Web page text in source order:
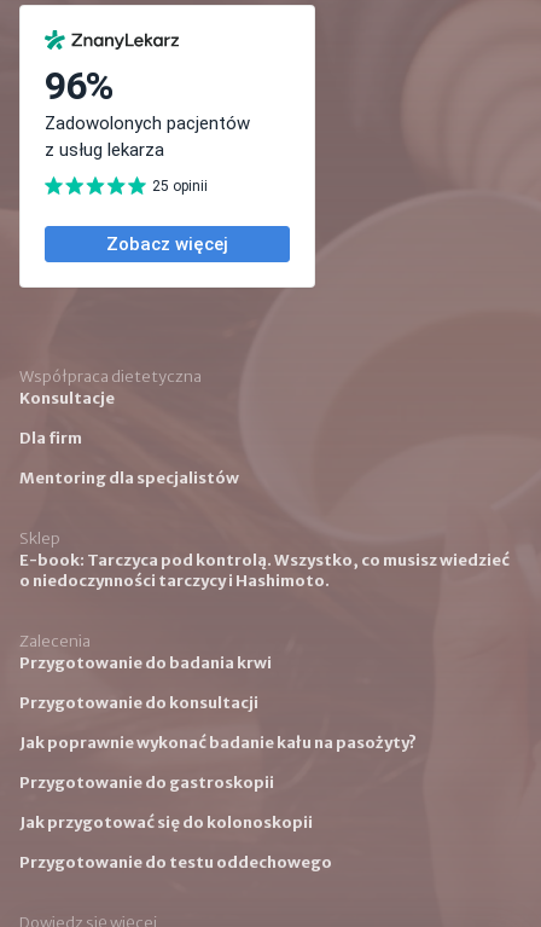
Współpraca dietetyczna
Konsultacje
Dla firm
Mentoring dla specjalistów
Sklep
E-book: Tarczyca pod kontrolą. Wszystko, co musisz wiedzieć
o niedoczynności tarczycy i Hashimoto.
Zalecenia
Przygotowanie do badania krwi
Przygotowanie do konsultacji
Jak poprawnie wykonać badanie kału na pasożyty?
Przygotowanie do gastroskopii
Jak przygotować się do kolonoskopii
Przygotowanie do testu oddechowego
Dowiedz się więcej